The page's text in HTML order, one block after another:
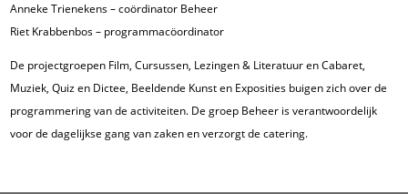
Anneke Trienekens – coördinator Beheer
Riet Krabbenbos – programmacöordinator
De projectgroepen Film, Cursussen, Lezingen & Literatuur en Cabaret,
Muziek, Quiz en Dictee, Beeldende Kunst en Exposities buigen zich over de
programmering van de activiteiten. De groep Beheer is verantwoordelijk
voor de dagelijkse gang van zaken en verzorgt de catering.